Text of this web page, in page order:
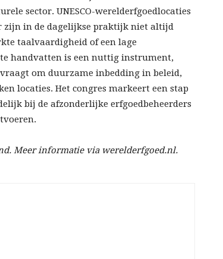
sector. UNESCO-werelderfgoedlocaties
zijn in de dagelijkse praktijk niet altijd
taalvaardigheid of een lage
handvatten is een nuttig instrument,
om duurzame inbedding in beleid,
locaties. Het congres markeert een stap
bij de afzonderlijke erfgoedbeheerders
Meer informatie via werelderfgoed.nl.